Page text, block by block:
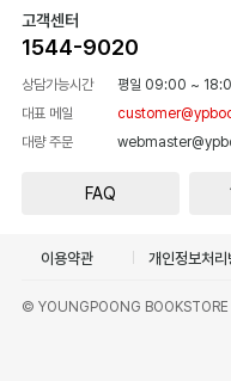
고객센터
1544-9020
상담가능시간 평일 09:00 ~
대표 메일
대량 주문
FAQ
이용약관 개인정보처리
© YOUNGPOONG